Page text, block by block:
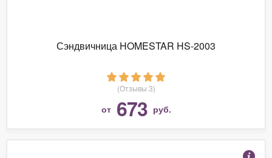
Сэндвичница HOMESTAR HS-2003
(Отзывы 3)
от 673 руб.